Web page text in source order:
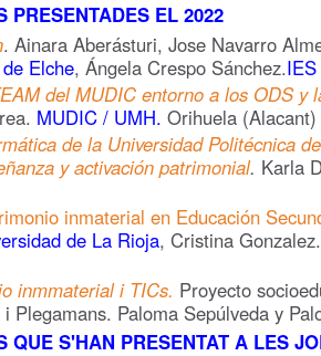
PRESENTADES EL 2022
. Ainara Aberásturi, Jose Navarro
Elche, Ángela Crespo Sánchez.
del MUDIC entorno a los ODS y
MUDIC / UMH. Orihuela (Alacant)
de la Universidad Politécnica
y activación patrimonial. Karla
inmaterial en Educación
de La Rioja, Cristina
inmmaterial i TICs. Proyecto
Plegamans. Paloma Sepúlveda y
QUE S'HAN PRESENTAT A LES